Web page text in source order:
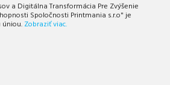
a Digitálna Transformácia Pre Zvýšenie
Spoločnosti Printmania s.r.o" je
úniou. Zobraziť viac.